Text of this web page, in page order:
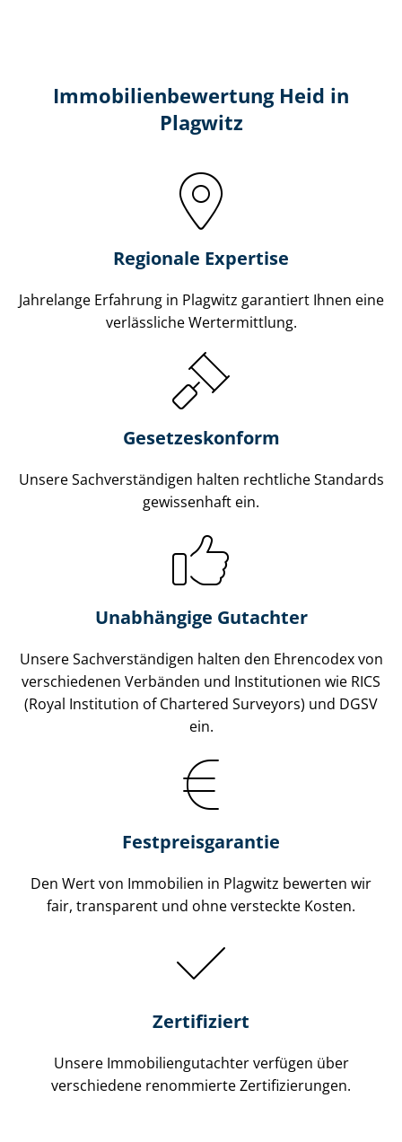
Immobilien­bewertung Heid in
Plagwitz
Regionale Expertise
Jahrelange Erfahrung in Plagwitz garantiert Ihnen eine
verlässliche Wertermittlung.
Gesetzes­konform
Unsere Sach­ver­stän­di­gen halten rechtliche Standards
gewissenhaft ein.
Unabhängige Gutachter
Unsere Sach­ver­stän­di­gen halten den Ehrencodex von
verschiedenen Verbänden und Institutionen wie RICS
(Royal Institution of Chartered Surveyors) und DGSV
ein.
Festpreis​garantie
Den Wert von Immobilien in Plagwitz bewerten wir
fair, transparent und ohne versteckte Kosten.
Zertifiziert
Unsere Immobilien­gutachter verfügen über
verschiedene renommierte Zer­ti­fi­zie­run­gen.